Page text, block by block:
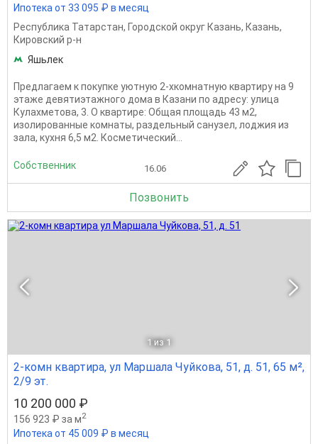
Ипотека от 33 095 ₽ в месяц
Республика Татарстан, Городской округ Казань, Казань,
Кировский р-н
Яшьлек
Предлагаем к покупке уютную 2-хкомнатную квартиру на 9
этаже девятиэтажного дома в Казани по адресу: улица
Кулахметова, 3. О квартире: Общая площадь 43 м2,
изолированные комнаты, раздельный санузел, лоджия из
зала, кухня 6,5 м2. Косметический...
Собственник 16.06
Позвонить
1 из 1
2-комн квартира, ул Маршала Чуйкова, 51, д. 51, 65 м²,
2/9 эт.
10 200 000 ₽
156 923 ₽ за м2
Ипотека от 45 009 ₽ в месяц